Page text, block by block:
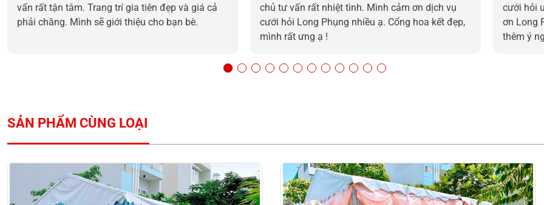
vấn rất tận tâm. Trang trí gia tiên đẹp và giá cả
phải chăng. Mình sẽ giới thiệu cho bạn bè.
chủ tư vấn rất nhiệt tình. Mình cảm ơn dịch vụ
cưới hỏi Long Phụng nhiều ạ. Cổng hoa kết đẹp,
mình rất ưng ạ !
cưới hỏi
ơn Long
thêm ý
SẢN PHẨM CÙNG LOẠI